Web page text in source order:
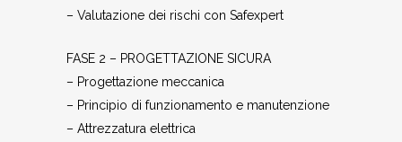
– Valutazione dei rischi con Safexpert
FASE 2 – PROGETTAZIONE SICURA
– Progettazione meccanica
– Principio di funzionamento e manutenzione
– Attrezzatura elettrica